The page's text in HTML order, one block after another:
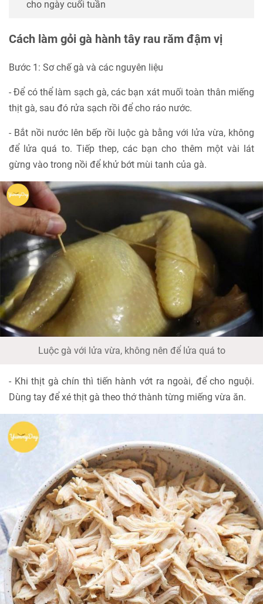
cho ngày cuối tuần
Cách làm gỏi gà hành tây rau răm đậm vị
Bước 1: Sơ chế gà và các nguyên liệu
- Để có thể làm sạch gà, các bạn xát muối toàn thân miếng
thịt gà, sau đó rửa sạch rồi để cho ráo nước.
- Bắt nồi nước lên bếp rồi luộc gà bằng với lửa vừa, không
để lửa quá to. Tiếp thep, các bạn cho thêm một vài lát
gừng vào trong nồi để khử bớt mùi tanh của gà.
Luộc gà với lửa vừa, không nên để lửa quá to
- Khi thịt gà chín thì tiến hành vớt ra ngoài, để cho nguội.
Dùng tay để xé thịt gà theo thớ thành từng miếng vừa ăn.